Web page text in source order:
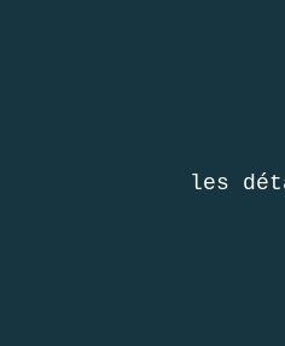
les